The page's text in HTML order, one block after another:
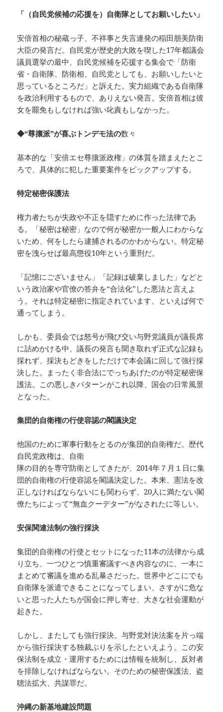
「（自民党候補の応援を）自衛隊としてお願いしたい」
安倍首相の秘蔵っ子、不祥事と失言連発の稲田朋美防衛
大臣の発言だ。自民党が歴史的大敗を喫した17年都議会
議員選挙の最中、自民党候補を応援する集会で「防衛
省・自衛隊、防衛相、自民党としても、お願いしたいと
思っているところだ」と訴えた。実力組織である自衛隊
を政治利用するもので、ありえない発言。安倍首相は彼
女を罷免もしなければ強い叱責もしなかった。
◆“尊攘派”が喜ぶトンデモ法の数々
基本的な「安倍エセ尊攘派政権」の体質を踏まえたとこ
ろで、具体的に犯した重要案件をピックアップする。
特定秘密保護法
権力者たちが失政や不正を隠すために作った法律であ
る。「秘密は秘密」なので何が秘密か一般人にわからな
いため、何をしたら逮捕されるのかわからない。特定秘
密を洩らせば最高懲役10年という重刑だ。
「記憶にございません」「記録は破棄しました」などと
いう政治家や官僚の答弁を“合法化”した悪法と言えよ
う。それは特定秘密に指定されています、といえば何で
通ってしまう。
しかも、委員会では怒号が飛び交い与野党議員が議長席
に詰めかける中、議長の発言も聞き取れず正式な記録も
採れず、採決もどきをしただけで本会議に回して強行採
決した。まったく非合法にでっちあげたのが特定秘密保
護法。この悪しきパターンがこれ以降、国会の日常風景
となった。
集団的自衛権の行使容認の閣議決定
他国のために軍事行動をとるのが集団的自衛権だ。歴代
自民党政権は、自衛
隊の目的を専守防衛としてきたが、2014年７月１日に集
団的自衛権の行使容認を閣議決定した。本来、憲法を改
正しなければならないにも関わらず、20人に満たない閣
僚たちによって“無血クーデター”がなされたに等しい。
安保関連法制の強行採決
集団的自衛権の行使とセットになった11本の法律から成
り立ち、一つひとつ慎重審議すべき内容なのに、一本に
まとめて審議を進める乱暴さだった。世界中どこにでも
自衛隊を派遣できることになってしまい、さすがに危な
いと思った人たちが国会に押し寄せ、大きな社会運動が
起きた。
しかし、またしても強行採決。与野党対決法案を片っ端
から強行採決する独裁ぶりを示したといえよう。この安
保法制を成立・運用するためには情報を統制し、反対者
を排除しなければならない。そのための秘密保護法、盗
聴法拡大、共謀罪だ。
沖縄の新基地建設問題